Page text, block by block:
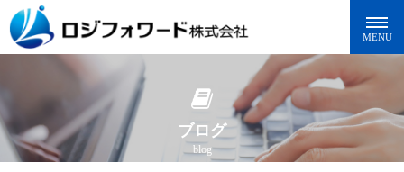
ブログ
blog